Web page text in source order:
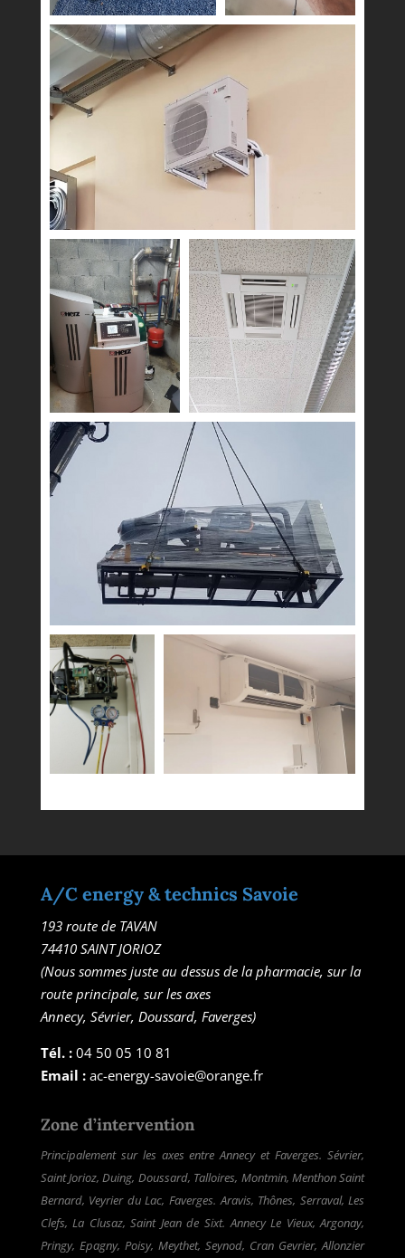
A/C energy & technics Savoie
193 route de TAVAN
74410 SAINT JORIOZ
(Nous sommes juste au dessus de la pharmacie, sur la
route principale, sur les axes
Annecy, Sévrier, Doussard, Faverges)
Tél. : 04 50 05 10 81
Email : ac-energy-savoie@orange.fr
Zone d’intervention
Principalement sur les axes entre Annecy et Faverges. Sévrier,
Saint Jorioz, Duing, Doussard, Talloires, Montmin, Menthon Saint
Bernard, Veyrier du Lac, Faverges. Aravis, Thônes, Serraval, Les
Clefs, La Clusaz, Saint Jean de Sixt. Annecy Le Vieux, Argonay,
Pringy, Epagny, Poisy, Meythet, Seynod, Cran Gevrier, Allonzier